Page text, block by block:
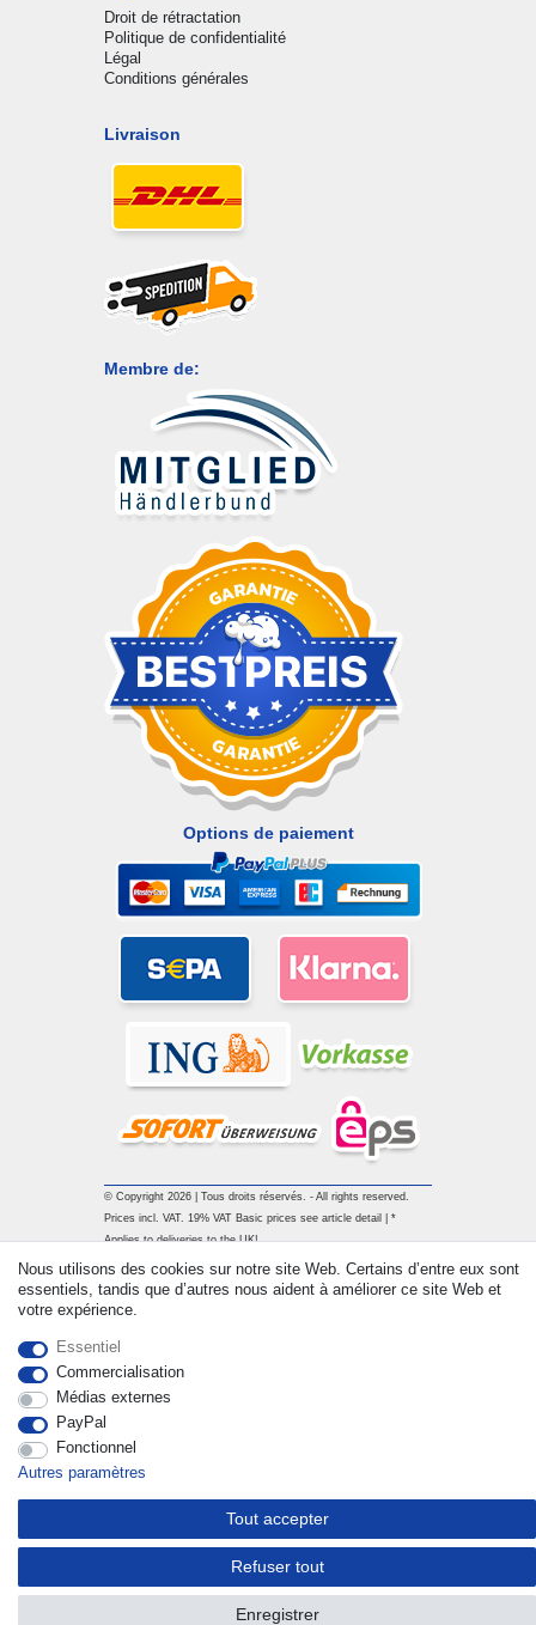
Droit de rétractation
Politique de confidentialité
Légal
Conditions générales
Livraison
Membre de:
Options de paiement
© Copyright 2026 | Tous droits réservés. - All rights reserved.
Prices incl. VAT. 19% VAT Basic prices see article detail | *
Applies to deliveries to the UK!
Nous utilisons des cookies sur notre site Web. Certains d’entre eux sont
essentiels, tandis que d’autres nous aident à améliorer ce site Web et
votre expérience.
Essentiel
Commercialisation
Médias externes
PayPal
Fonctionnel
Autres paramètres
Tout accepter
Refuser tout
Enregistrer
Rétracter le contrat ici